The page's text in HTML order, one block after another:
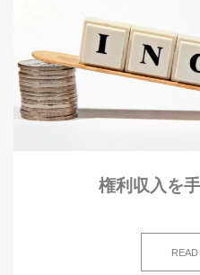
権利収入を